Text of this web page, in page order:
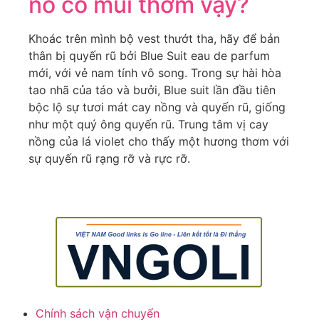
Khoác trên mình bộ vest thướt tha, hãy để bản
thân bị quyến rũ bởi Blue Suit eau de parfum
mới, với vẻ nam tính vô song. Trong sự hài hòa
tao nhã của táo và bưởi, Blue suit lần đầu tiên
bộc lộ sự tươi mát cay nồng và quyến rũ, giống
như một quý ông quyến rũ. Trung tâm vị cay
nồng của lá violet cho thấy một hương thơm với
sự quyến rũ rạng rỡ và rực rỡ.
Chính sách vận chuyển